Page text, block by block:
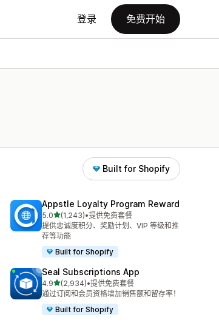
登录 免费开始
Built for Shopify
Appstle Loyalty Program Reward
5.0星（满分 5 星）
(1,243)
总共 1243 条评论
•提供免费套餐
提供忠诚度积分、奖励计划、VIP 等级和推
荐等功能
Built for Shopify
Seal Subscriptions App
4.9星（满分 5 星）
(2,934)
总共 2934 条评论
•提供免费套餐
通过订阅和会员资格增加销售额和留存率！
Built for Shopify